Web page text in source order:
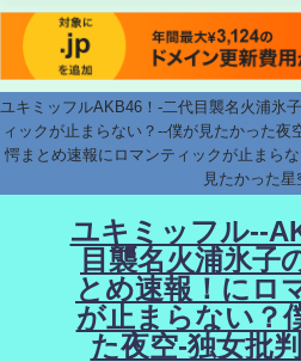
ユキミッフルAKB46！-二代目襲名火浦氷
ィックが止まらない？--僕が見たかった夜
愕まとめ速報にロマンティックが止まら
見たかった星
ユキミッフル--
目襲名火浦氷子
とめ速報！にロ
が止まらない？
た夜空-独女批